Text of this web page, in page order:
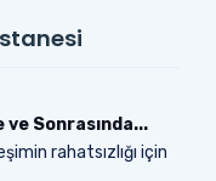
Sonrasında...
rahatsızlığı için